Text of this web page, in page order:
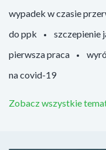
wypadek w czasie
do ppk
szczepienie
pierwsza praca
na covid-19
Zobacz wszystkie